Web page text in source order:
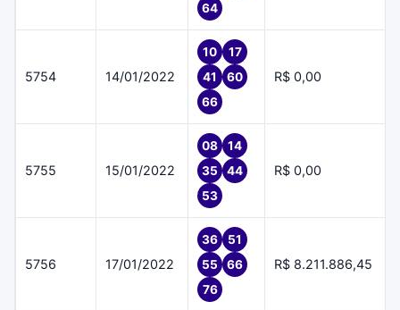
64
5754 14/01/2022
10
17
41
60
66
R$ 0,00
5755 15/01/2022
08
14
35
44
53
R$ 0,00
5756 17/01/2022
36
51
55
66
76
R$ 8.211.886,45